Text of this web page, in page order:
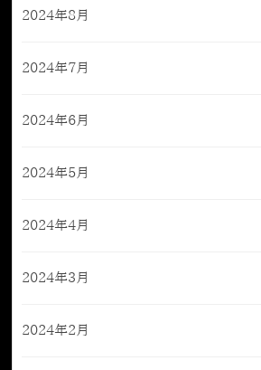
2024年8月
2024年7月
2024年6月
2024年5月
2024年4月
2024年3月
2024年2月